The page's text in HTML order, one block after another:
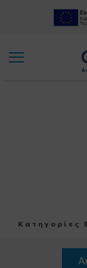
Κατηγορίες